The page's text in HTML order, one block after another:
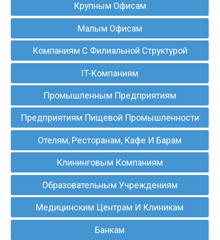
Крупным Офисам
Малым Офисам
Компаниям С Филиальной Структурой
IT-Компаниям
Промышленным Предприятиям
Предприятиям Пищевой Промышленности
Отелям, Ресторанам, Кафе И Барам
Клининговым Компаниям
Образовательным Учреждениям
Медицинским Центрам И Клиникам
Банкам